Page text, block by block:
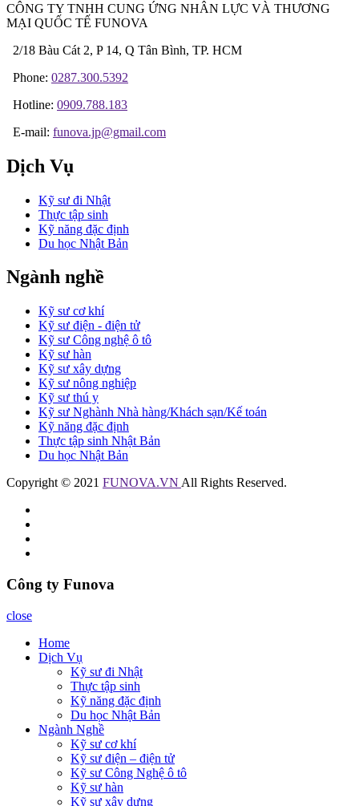
CÔNG TY TNHH CUNG ỨNG NHÂN LỰC VÀ THƯƠNG
MẠI QUỐC TẾ FUNOVA
2/18 Bàu Cát 2, P 14, Q Tân Bình, TP. HCM
Phone: 0287.300.5392
Hotline: 0909.788.183
E-mail: funova.jp@gmail.com
Dịch Vụ
Kỹ sư đi Nhật
Thực tập sinh
Kỹ năng đặc định
Du học Nhật Bản
Ngành nghề
Kỹ sư cơ khí
Kỹ sư điện - điện tử
Kỹ sư Công nghệ ô tô
Kỹ sư hàn
Kỹ sư xây dựng
Kỹ sư nông nghiệp
Kỹ sư thú y
Kỹ sư Nghành Nhà hàng/Khách sạn/Kế toán
Kỹ năng đặc định
Thực tập sinh Nhật Bản
Du học Nhật Bản
Copyright © 2021 FUNOVA.VN All Rights Reserved.
Công ty Funova
close
Home
Dịch Vụ
Kỹ sư đi Nhật
Thực tập sinh
Kỹ năng đặc định
Du học Nhật Bản
Ngành Nghề
Kỹ sư cơ khí
Kỹ sư điện – điện tử
Kỹ sư Công Nghệ ô tô
Kỹ sư hàn
Kỹ sư xây dựng